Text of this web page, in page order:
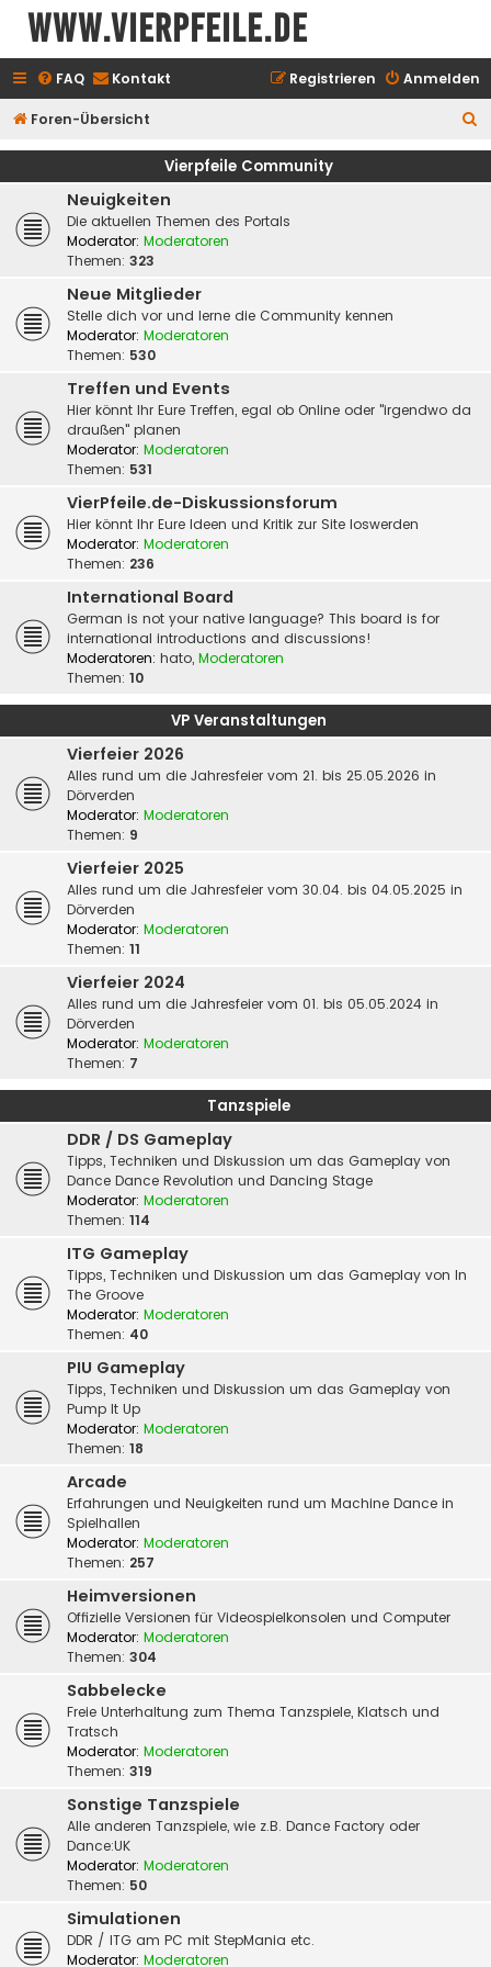
www.vierpfeile.de
FAQ Kontakt Anmelden
Registrieren
Foren-Übersicht
u
Vierpfeile Community
Neuigkeiten
Die aktuellen Themen des Portals
Moderator: Moderatoren
Themen: 323
Neue Mitglieder
Stelle dich vor und lerne die Community kennen
Moderator: Moderatoren
Themen: 530
Treffen und Events
Hier könnt Ihr Eure Treffen, egal ob Online oder "irgendwo da
draußen" planen
Moderator: Moderatoren
Themen: 531
VierPfeile.de-Diskussionsforum
Hier könnt Ihr Eure Ideen und Kritik zur Site loswerden
Moderator: Moderatoren
Themen: 236
International Board
German is not your native language? This board is for
international introductions and discussions!
Moderatoren: hato, Moderatoren
Themen: 10
VP Veranstaltungen
Vierfeier 2026
Alles rund um die Jahresfeier vom 21. bis 25.05.2026 in
Dörverden
Moderator: Moderatoren
Themen: 9
Vierfeier 2025
Alles rund um die Jahresfeier vom 30.04. bis 04.05.2025 in
Dörverden
Moderator: Moderatoren
Themen: 11
Vierfeier 2024
Alles rund um die Jahresfeier vom 01. bis 05.05.2024 in
Dörverden
Moderator: Moderatoren
Themen: 7
Tanzspiele
DDR / DS Gameplay
Tipps, Techniken und Diskussion um das Gameplay von
Dance Dance Revolution und Dancing Stage
Moderator: Moderatoren
Themen: 114
ITG Gameplay
Tipps, Techniken und Diskussion um das Gameplay von In
The Groove
Moderator: Moderatoren
Themen: 40
PIU Gameplay
Tipps, Techniken und Diskussion um das Gameplay von
Pump It Up
Moderator: Moderatoren
Themen: 18
Arcade
Erfahrungen und Neuigkeiten rund um Machine Dance in
Spielhallen
Moderator: Moderatoren
Themen: 257
Heimversionen
Offizielle Versionen für Videospielkonsolen und Computer
Moderator: Moderatoren
Themen: 304
Sabbelecke
Freie Unterhaltung zum Thema Tanzspiele, Klatsch und
Tratsch
Moderator: Moderatoren
Themen: 319
Sonstige Tanzspiele
Alle anderen Tanzspiele, wie z.B. Dance Factory oder
Dance:UK
Moderator: Moderatoren
Themen: 50
Simulationen
DDR / ITG am PC mit StepMania etc.
Moderator: Moderatoren